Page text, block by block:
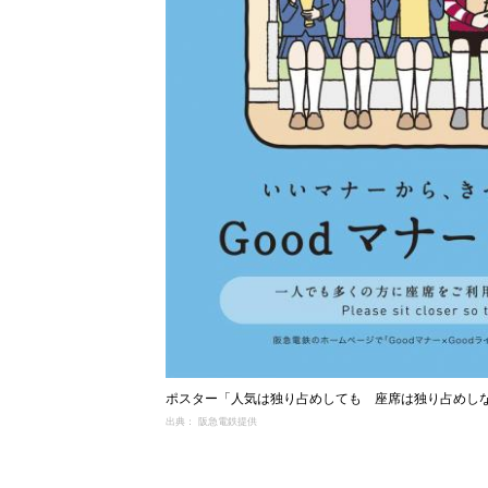
ポスター「人気は独り占めしても 座席は独り占めし
出典： 阪急電鉄提供